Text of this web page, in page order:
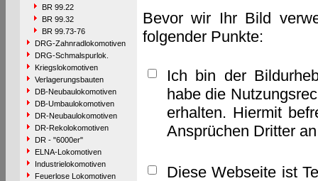
BR 99.22
BR 99.32
BR 99.73-76
DRG-Zahnradlokomotiven
DRG-Schmalspurlok.
Kriegslokomotiven
Verlagerungsbauten
DB-Neubaulokomotiven
DB-Umbaulokomotiven
DR-Neubaulokomotiven
DR-Rekolokomotiven
DR - "6000er"
ELNA-Lokomotiven
Industrielokomotiven
Feuerlose Lokomotiven
Bevor wir Ihr Bild
folgender Punkte:
Ich bin der
habe die
erhalten. Hiermit
Ansprüchen Dritter
Diese Webseite ist